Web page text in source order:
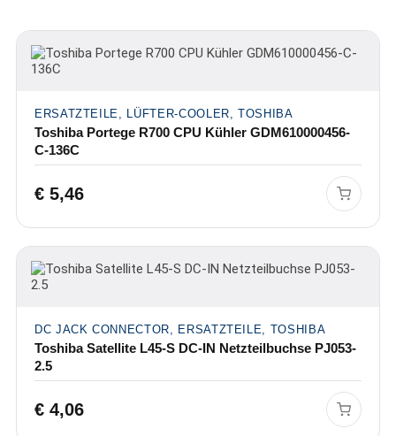
ERSATZTEILE, LÜFTER-COOLER, TOSHIBA
Toshiba Portege R700 CPU Kühler GDM610000456-
C-136C
€5,46
DC JACK CONNECTOR, ERSATZTEILE, TOSHIBA
Toshiba Satellite L45-S DC-IN Netzteilbuchse PJ053-
2.5
€4,06